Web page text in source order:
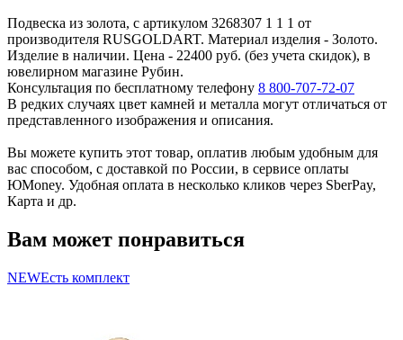
Подвеска из золота, с артикулом 3268307 1 1 1 от
производителя RUSGOLDART. Материал изделия - Золото.
Изделие в наличии. Цена - 22400 руб. (без учета скидок), в
ювелирном магазине Рубин.
Консультация по бесплатному телефону 8 800-707-72-07
В редких случаях цвет камней и металла могут отличаться от
представленного изображения и описания.
Вы можете купить этот товар, оплатив любым удобным для
вас способом, с доставкой по России, в сервисе оплаты
ЮMoney. Удобная оплата в несколько кликов через SberPay,
Карта и др.
Вам может понравиться
NEWЕсть комплект